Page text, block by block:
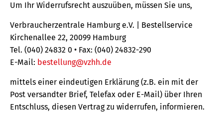
Um Ihr Widerrufsrecht auszuüben, müssen Sie uns,
Verbraucherzentrale Hamburg e.V. | Bestellservice
Kirchenallee 22, 20099 Hamburg
Tel. (040) 24832 0 • Fax: (040) 24832-290
E-Mail: bestellung@vzhh.de
mittels einer eindeutigen Erklärung (z.B. ein mit der
Post versandter Brief, Telefax oder E-Mail) über Ihren
Entschluss, diesen Vertrag zu widerrufen, informieren.